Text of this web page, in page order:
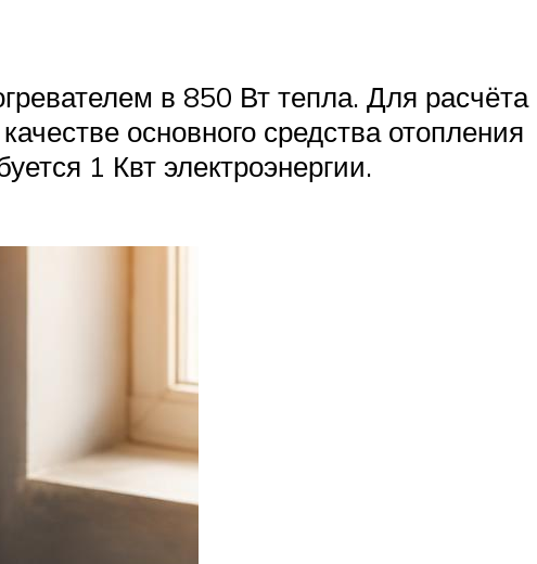
в 850 Вт тепла. Для расчёта
основного средства отопления
1 Квт электроэнергии.